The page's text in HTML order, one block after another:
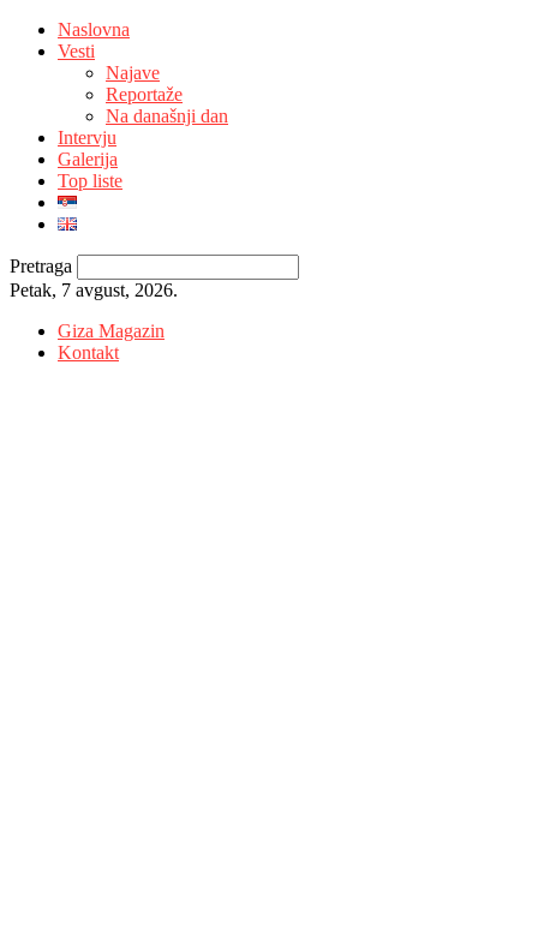
Naslovna
Vesti
Najave
Reportaže
Na današnji dan
Intervju
Galerija
Top liste
Pretraga
Petak, 7 avgust, 2026.
Giza Magazin
Kontakt